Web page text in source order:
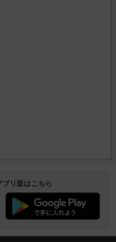
リ版はこちら